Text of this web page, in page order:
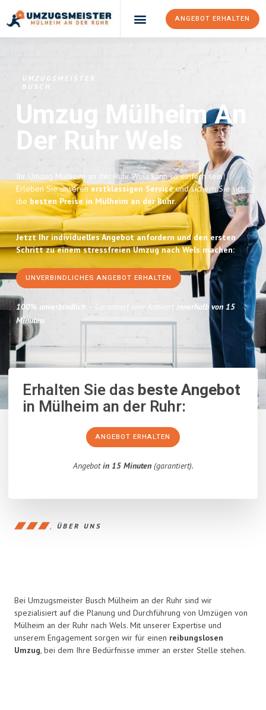
ANGEBOT ERHALTEN
UMZUGSMEISTER
BUSCH
Umzug Mülheim An
Der Ruhr Wels
Ihr Umzug Mülheim an der Ruhr Wels kann so einfach sein!
Erleben Sie unserenerstklassigen Serviceund sichern Sie sich
die besten Preise in Mülheim an der Ruhr.
Jetzt Ihr individuelles Angebot anfordern und den ersten
Schritt zu einem stressfreien Umzug nach Wels machen:
UNVERBINDLICHES ANGEBOT ERHALTEN
100% unverbindlich – Garantiert eine Antwort innerhalb von 15
Minuten.
Erhalten Sie dasbeste Angebot
in Mülheim an der Ruhr:
ANGEBOT ERHALTEN
Angebotin 15 Minuten(garantiert).
ÜBER UNS
Bei Umzugsmeister Busch Mülheim an der Ruhr sind wir
spezialisiert auf die Planung und Durchführung von Umzügen von
Mülheim an der Ruhr nach Wels. Mit unserer Expertise und
unserem Engagement sorgen wir für einen reibungslosen
Umzug, bei dem Ihre Bedürfnisse immer an erster Stelle stehen.